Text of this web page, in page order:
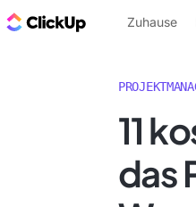
ClickUp Blog
Zuhause
11
das